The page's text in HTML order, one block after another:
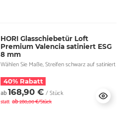
HORI Glasschiebetür Loft
Premium Valencia satiniert ESG
8 mm
Wählen Sie Maße, Streifen schwarz auf satiniert
40% Rabatt
ab168,90 € / Stück
statt ab280,00 €/Stück